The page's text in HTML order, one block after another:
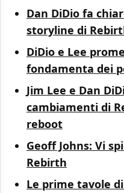
Dan DiDio fa
storyline di
DiDio e Lee
fondamenta dei
Jim Lee e Dan
cambiamenti di
reboot
Geoff Johns: Vi
Rebirth
Le prime tavole